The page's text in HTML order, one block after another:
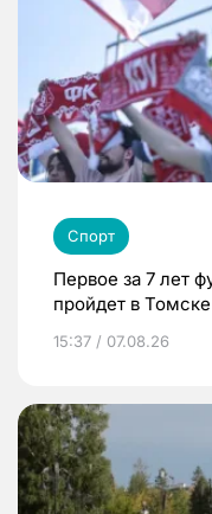
Спорт
Первое за 7 лет
пройдет в Томске
15:37 / 07.08.26